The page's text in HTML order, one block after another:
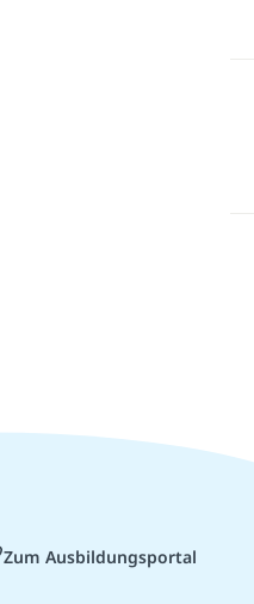
Zum Ausbildungsportal